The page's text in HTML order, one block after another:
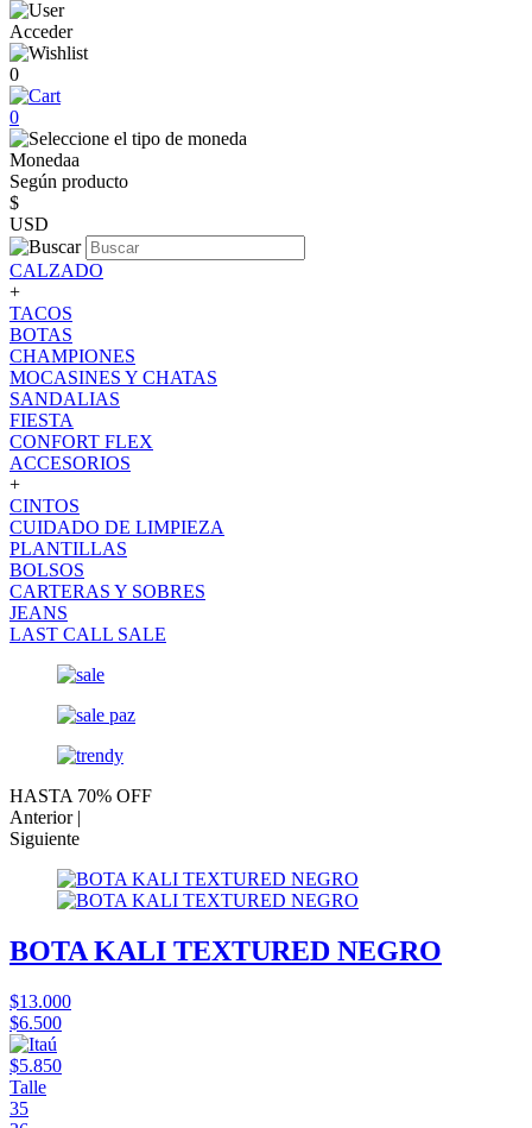
Acceder
0
0
Monedaa
Según producto
$
USD
CALZADO
+
TACOS
BOTAS
CHAMPIONES
MOCASINES Y CHATAS
SANDALIAS
FIESTA
CONFORT FLEX
ACCESORIOS
+
CINTOS
CUIDADO DE LIMPIEZA
PLANTILLAS
BOLSOS
CARTERAS Y SOBRES
JEANS
LAST CALL SALE
HASTA 70% OFF
Anterior |
Siguiente
BOTA KALI TEXTURED NEGRO
$13.000
$6.500
$5.850
Talle
35